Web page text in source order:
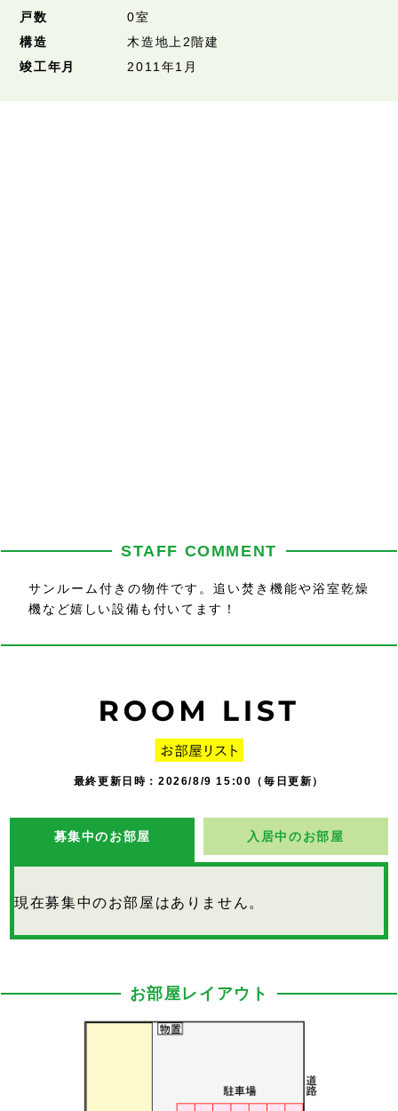
戸数
0室
構造
木造地上2階建
竣工年月
2011年1月
STAFF COMMENT
サンルーム付きの物件です。追い焚き機能や浴室乾燥
機など嬉しい設備も付いてます！
最終更新日時：2026/8/9 15:00（毎日更新）
募集中のお部屋 入居中のお部屋
現在募集中のお部屋はありません。
お部屋レイアウト